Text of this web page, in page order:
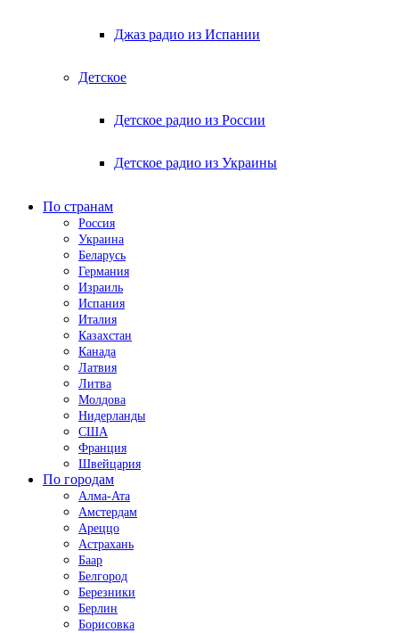
Джаз радио из Испании
Детское
Детское радио из России
Детское радио из Украины
По странам
Россия
Украина
Беларусь
Германия
Израиль
Испания
Италия
Казахстан
Канада
Латвия
Литва
Молдова
Нидерланды
США
Франция
Швейцария
По городам
Алма-Ата
Амстердам
Ареццо
Астрахань
Баар
Белгород
Березники
Берлин
Борисовка